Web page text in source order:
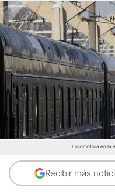
Locomotora en la
Recibir más